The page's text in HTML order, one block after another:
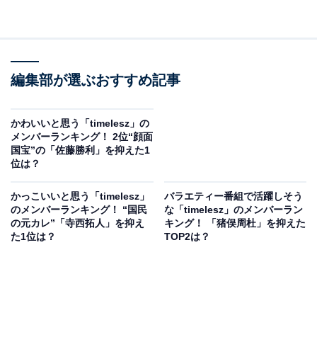
編集部が選ぶおすすめ記事
かわいいと思う「timelesz」の
メンバーランキング！ 2位“顔面
国宝”の「佐藤勝利」を抑えた1
位は？
かっこいいと思う「timelesz」
のメンバーランキング！ “国民
の元カレ”「寺西拓人」を抑え
た1位は？
バラエティー番組で活躍しそう
な「timelesz」のメンバーラン
キング！ 「猪俣周杜」を抑えた
TOP2は？